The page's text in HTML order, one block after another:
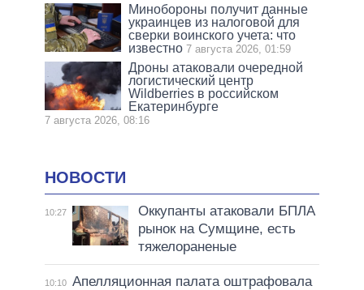
Минобороны получит данные
украинцев из налоговой для
сверки воинского учета: что
известно 7 августа 2026, 01:59
Дроны атаковали очередной
логистический центр
Wildberries в российском
Екатеринбурге
7 августа 2026, 08:16
НОВОСТИ
10:27
Оккупанты атаковали БПЛА
рынок на Сумщине, есть
тяжелораненые
10:10 Апелляционная палата оштрафовала